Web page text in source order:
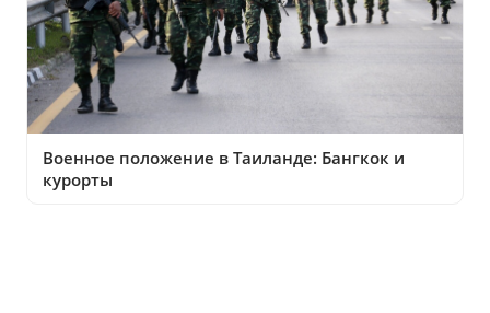
Военное положение в Таиланде: Бангкок и
курорты